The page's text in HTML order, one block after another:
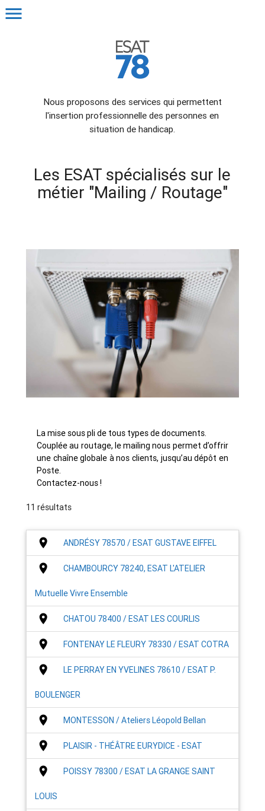
menu
Nous proposons des services qui permettent
l'insertion professionnelle des personnes en
situation de handicap.
Les ESAT spécialisés sur le
métier "Mailing / Routage"
La mise sous pli de tous types de documents.
Couplée au routage, le mailing nous permet d’offrir
une chaîne globale à nos clients, jusqu’au dépôt en
Poste.
Contactez-nous !
11 résultats
place ANDRÉSY 78570 / ESAT GUSTAVE EIFFEL
place CHAMBOURCY 78240, ESAT L'ATELIER
Mutuelle Vivre Ensemble
place CHATOU 78400 / ESAT LES COURLIS
place FONTENAY LE FLEURY 78330 / ESAT COTRA
place LE PERRAY EN YVELINES 78610 / ESAT P.
BOULENGER
place MONTESSON / Ateliers Léopold Bellan
place PLAISIR - THÉÂTRE EURYDICE - ESAT
place POISSY 78300 / ESAT LA GRANGE SAINT
LOUIS